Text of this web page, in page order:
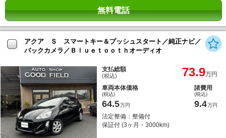
無料電話
アクア Ｓ スマートキー＆プッシュスタート／純正ナビ／
バックカメラ／Ｂｌｕｅｔｏｏｔｈオーディオ
支払総額
(税込) 73.9万円
車両本体価格
(税込)
64.5万円
諸費用
(税込)
9.4万円
法定整備：整備付
保証付 (3ヶ月・3000km)